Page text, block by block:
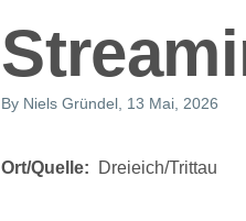
By Niels Gründel , 13 Mai, 2026
Ort/Quelle Dreieich/Trittau